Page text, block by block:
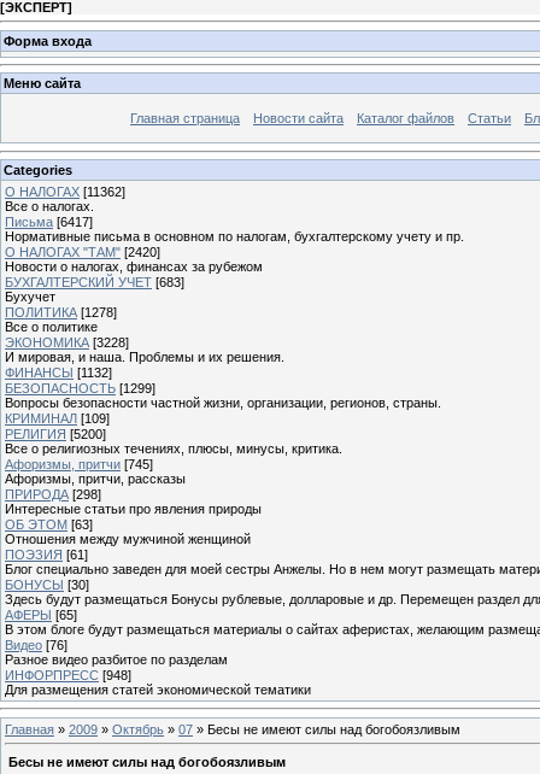
[ЭКСПЕРТ]
Форма входа
Меню сайта
Главная страница Новости сайта Каталог файлов Статьи
Categories
О НАЛОГАХ [11362]
Все о налогах.
Письма [6417]
Нормативные письма в основном по налогам, бухгалтерскому учету и пр.
О НАЛОГАХ "ТАМ" [2420]
Новости о налогах, финансах за рубежом
БУХГАЛТЕРСКИЙ УЧЕТ [683]
Бухучет
ПОЛИТИКА [1278]
Все о политике
ЭКОНОМИКА [3228]
И мировая, и наша. Проблемы и их решения.
ФИНАНСЫ [1132]
БЕЗОПАСНОСТЬ [1299]
Вопросы безопасности частной жизни, организации, регионов, страны.
КРИМИНАЛ [109]
РЕЛИГИЯ [5200]
Все о религиозных течениях, плюсы, минусы, критика.
Афоризмы, притчи [745]
Афоризмы, притчи, рассказы
ПРИРОДА [298]
Интересные статьи про явления природы
ОБ ЭТОМ [63]
Отношения между мужчиной женщиной
ПОЭЗИЯ [61]
Блог специально заведен для моей сестры Анжелы. Но в нем могут размещать
БОНУСЫ [30]
Здесь будут размещаться Бонусы рублевые, долларовые и др. Перемещен раздел
АФЕРЫ [65]
В этом блоге будут размещаться материалы о сайтах аферистах, желающим
Видео [76]
Разное видео разбитое по разделам
ИНФОРПРЕСС [948]
Для размещения статей экономической тематики
Главная » 2009 » Октябрь » 07 » Бесы не имеют силы над богобоязливым
Бесы не имеют силы над богобоязливым